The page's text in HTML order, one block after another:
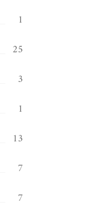
1
25
3
1
13
7
7